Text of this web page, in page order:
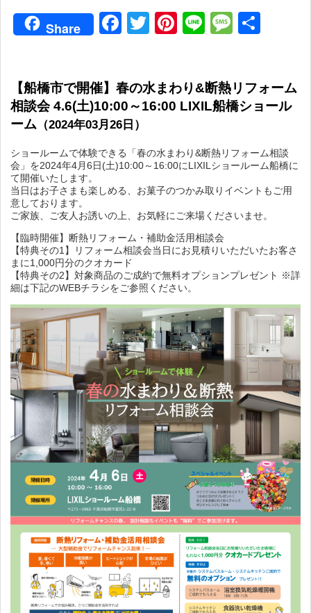
Share Facebook
TwitterPinterest
Line
【船橋市で開催】春の水まわり&断熱リフォーム
相談会 4.6(土)10:00～16:00 LIXIL船橋ショール
ーム （2024年03月26日）
ショールームで体験できる「春の水まわり&断熱リフォーム相談
会」を2024年4月6日(土)10:00～16:00にLIXILショールーム船橋に
て開催いたします。
当日はお子さまも楽しめる、お菓子のつかみ取りイベントもご用
意しております。
ご家族、ご友人お誘いの上、お気軽にご来場くださいませ。
【臨時開催】断熱リフォーム・補助金活用相談会
【特典その1】リフォーム相談会当日にお見積りいただいたお客さ
まに1,000円分のクオカード
【特典その2】対象商品のご成約で無料オプションプレゼント ※詳
細は下記のWEBチラシをご参照ください。